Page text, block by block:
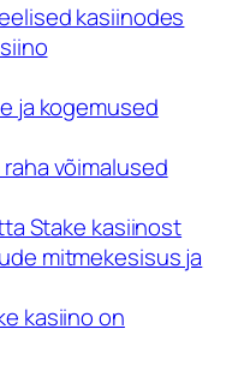
kasiinodes
ja kogemused
võimalused
Stake kasiinost
mitmekesisus ja
kasiino on